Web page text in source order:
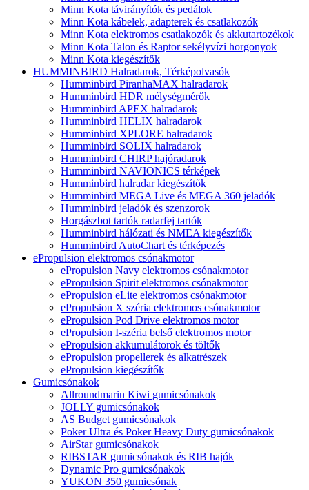
Minn Kota távirányítók és pedálok
Minn Kota kábelek, adapterek és csatlakozók
Minn Kota elektromos csatlakozók és akkutartozékok
Minn Kota Talon és Raptor sekélyvízi horgonyok
Minn Kota kiegészítők
HUMMINBIRD Halradarok, Térképolvasók
Humminbird PiranhaMAX halradarok
Humminbird HDR mélységmérők
Humminbird APEX halradarok
Humminbird HELIX halradarok
Humminbird XPLORE halradarok
Humminbird SOLIX halradarok
Humminbird CHIRP hajóradarok
Humminbird NAVIONICS térképek
Humminbird halradar kiegészítők
Humminbird MEGA Live és MEGA 360 jeladók
Humminbird jeladók és szenzorok
Horgászbot tartók radarfej tartók
Humminbird hálózati és NMEA kiegészítők
Humminbird AutoChart és térképezés
ePropulsion elektromos csónakmotor
ePropulsion Navy elektromos csónakmotor
ePropulsion Spirit elektromos csónakmotor
ePropulsion eLite elektromos csónakmotor
ePropulsion X széria elektromos csónakmotor
ePropulsion Pod Drive elektromos motor
ePropulsion I-széria belső elektromos motor
ePropulsion akkumulátorok és töltők
ePropulsion propellerek és alkatrészek
ePropulsion kiegészítők
Gumicsónakok
Allroundmarin Kiwi gumicsónakok
JOLLY gumicsónakok
AS Budget gumicsónakok
Poker Ultra és Poker Heavy Duty gumicsónakok
AirStar gumicsónakok
RIBSTAR gumicsónakok és RIB hajók
Dynamic Pro gumicsónakok
YUKON 350 gumicsónak